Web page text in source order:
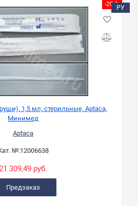
-20 %РУ
1,5 мл, стерильные, Aptaca,
Минимед
Aptaca
№:12006638
309,49 руб.
Предзаказ